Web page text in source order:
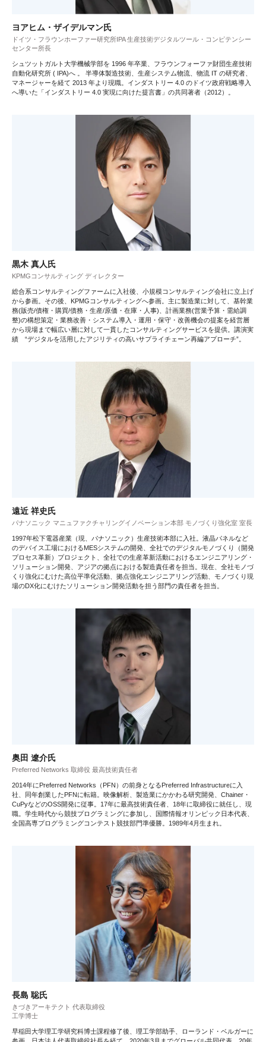
ヨアヒム・ザイデルマン氏
ドイツ・フラウンホーファー研究所IPA 生産技術デジタルツール・コンピテンシー
センター所長
シュツットガルト大学機械学部を 1996 年卒業、フラウンフォーファ財団生産技術
自動化研究所 ( IPA)へ 。 半導体製造技術、生産システム物流、物流 IT の研究者、
マネージャーを経て 2013 年より現職。インダストリー 4.0 のドイツ政府戦略導入
へ導いた「インダストリー 4.0 実現に向けた提言書」の共同著者（2012）。
黒木 真人氏
KPMGコンサルティング ディレクター
総合系コンサルティングファームに入社後、小規模コンサルティング会社に立上げ
から参画。その後、KPMGコンサルティングへ参画。主に製造業に対して、基幹業
務(販売/債権・購買/債務・生産/原価・在庫・人事)、計画業務(営業予算・需給調
整)の構想策定・業務改善・システム導入・運用・保守・改善機会の提案を経営層
から現場まで幅広い層に対して一貫したコンサルティングサービスを提供。講演実
績 “デジタルを活用したアジリティの高いサプライチェーン再編アプローチ”。
遠近 祥史氏
パナソニック マニュファクチャリングイノベーション本部 モノづくり強化室 室長
1997年松下電器産業（現、パナソニック）生産技術本部に入社。液晶パネルなど
のデバイス工場におけるMESシステムの開発、全社でのデジタルモノづくり（開発
プロセス革新）プロジェクト、全社での生産革新活動におけるエンジニアリング・
ソリューション開発、アジアの拠点における製造責任者を担当。現在、全社モノづ
くり強化にむけた高位平準化活動、拠点強化エンジニアリング活動、モノづくり現
場のDX化にむけたソリューション開発活動を担う部門の責任者を担当。
奥田 遼介氏
Preferred Networks 取締役 最高技術責任者
2014年にPreferred Networks（PFN）の前身となるPreferred Infrastructureに入
社、同年創業したPFNに転籍。映像解析、製造業にかかわる研究開発、Chainer・
CuPyなどのOSS開発に従事。17年に最高技術責任者、18年に取締役に就任し、現
職。学生時代から競技プログラミングに参加し、国際情報オリンピック日本代表、
全国高専プログラミングコンテスト競技部門準優勝。1989年4月生まれ。
長島 聡氏
きづきアーキテクト 代表取締役
工学博士
早稲田大学理工学研究科博士課程修了後、理工学部助手、ローランド・ベルガーに
参画。日本法人代表取締役社長を経て、2020年3月までグローバル共同代表。20年